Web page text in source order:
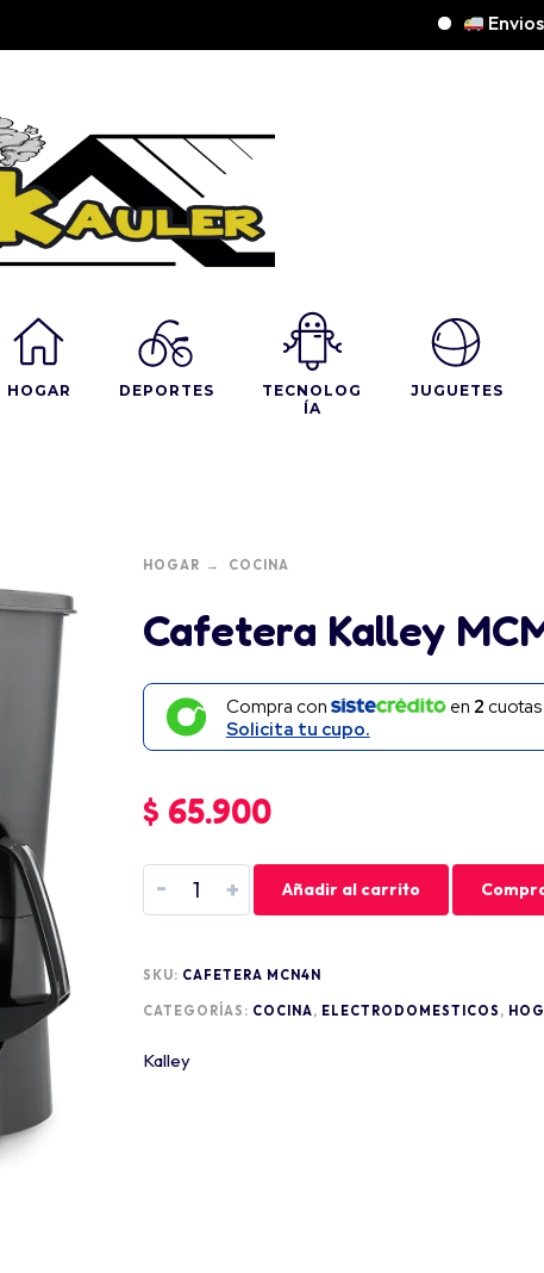
Envios
HOGAR DEPORTES
TECNOLOG
ÍA
JUGUETES
HOGAR COCINA
Cafetera Kalley
Compra con en 2
Solicita tu cupo.
$ 65.900
- + Añadir al carrito
SKU: CAFETERA MCN4N
CATEGORÍAS: COCINA, ELECTRODOMESTICOS ,
Kalley